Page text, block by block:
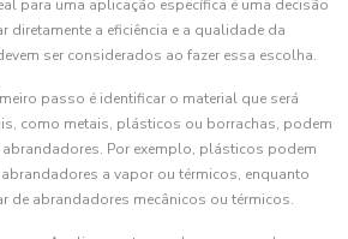
para uma aplicação específica é uma decisão
diretamente a eficiência e a qualidade da
ser considerados ao fazer essa escolha.
passo é identificar o material que será
como metais, plásticos ou borrachas, podem
Por exemplo, plásticos podem
a vapor ou térmicos, enquanto
de abrandadores mecânicos ou térmicos.